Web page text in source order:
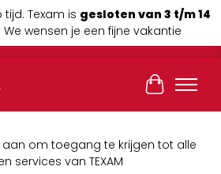
Texam is gesloten van 3 t/m 14
We wensen je een fijne vakantie
om toegang te krijgen tot alle
services van TEXAM